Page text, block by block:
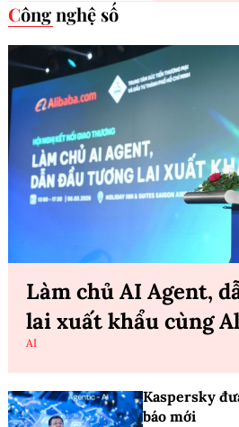
Công nghệ số
Làm chủ AI Agent,
lai xuất khẩu cùng
AI
Kaspersky
báo mới